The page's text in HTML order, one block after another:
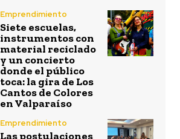
Emprendimiento
Siete escuelas,
instrumentos con
material reciclado
y un concierto
donde el público
toca: la gira de Los
Cantos de Colores
en Valparaíso
Emprendimiento
Las postulaciones